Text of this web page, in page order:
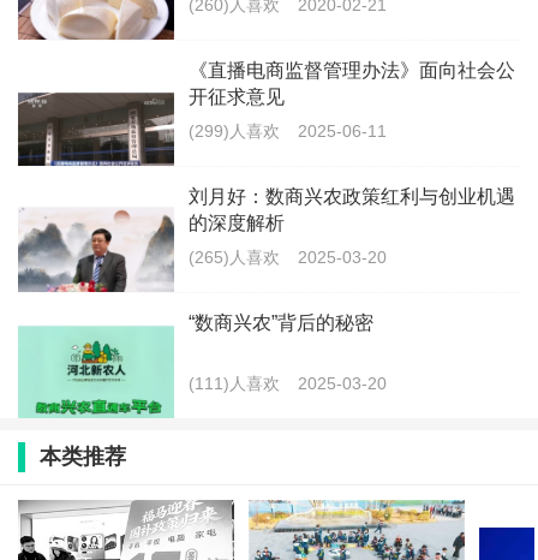
村电商，政府对初创的农村电商企业减免部分企业所得
税和增值税，减轻了创业者的负担，使他们能够将更多
资金投入到业务拓展和技术升级中。
金融支持力度同样不容小觑。众多金融机构推出针
对农村电商的专项贷款产品，具有利率低、期限灵活等
优势，满足了创业者不同阶段的资金需求。而且，保险
公司推出的农产品电商保险为创业者提供了风险保障，
进一步降低了创业风险。
在创业机会方面，“数商兴农”带来了多元选择。农
村电商平台作为核心载体，为创业者提供了广阔空间。
他们可以搭建自有平台，直接销售农产品，并借助政策
支持降低成本，打造地域特色品牌，吸引消费者。
(260)人喜欢 2020-02-21
《直播电商监督管理办法》面向社会公
开征求意见
(299)人喜欢 2025-06-11
刘月好：数商兴农政策红利与创业机遇
的深度解析
(265)人喜欢 2025-03-20
“数商兴农”背后的秘密
(111)人喜欢 2025-03-20
本类推荐